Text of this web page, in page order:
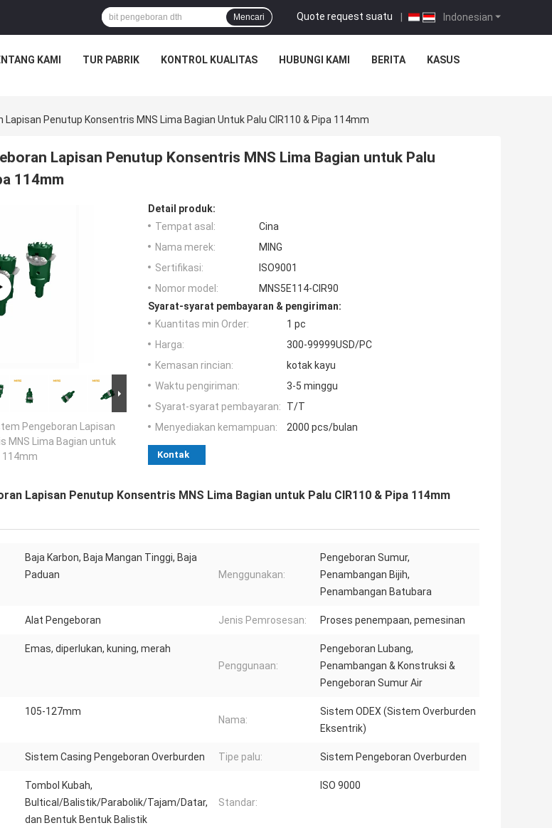
Indonesian
Quote request suatu |
Mencari
KAMI TUR PABRIK KONTROL KUALITAS HUBUNGI KAMI BERITA KASUS
Penutup Konsentris MNS Lima Bagian Untuk Palu CIR110 & Pipa 114mm
Lapisan Penutup Konsentris MNS Lima Bagian untuk Palu
114mm
Pengeboran Lapisan
MNS Lima Bagian untuk
114mm
Detail produk:
Tempat asal:
Cina
Nama merek:
MING
Sertifikasi:
ISO9001
Nomor model:
MNS5E114-CIR90
Syarat-syarat pembayaran & pengiriman:
Kuantitas min Order:
1 pc
Harga:
300-99999USD/PC
Kemasan rincian:
kotak kayu
Waktu pengiriman:
3-5 minggu
Syarat-syarat pembayaran:
T/T
Menyediakan kemampuan:
2000 pcs/bulan
Kontak
Lapisan Penutup Konsentris MNS Lima Bagian untuk Palu CIR110 & Pipa 114mm
Baja Karbon, Baja Mangan Tinggi, Baja
Paduan
Menggunakan:
Pengeboran Sumur,
Penambangan Bijih,
Penambangan Batubara
Alat Pengeboran Jenis Pemrosesan: Proses penempaan, pemesinan
Emas, diperlukan, kuning, merah
Penggunaan:
Pengeboran Lubang,
Penambangan & Konstruksi &
Pengeboran Sumur Air
105-127mm
Nama:
Sistem ODEX (Sistem Overburden
Eksentrik)
Sistem Casing Pengeboran Overburden Tipe palu: Sistem Pengeboran Overburden
Tombol Kubah,
Bultical/Balistik/Parabolik/Tajam/Datar,
dan Bentuk Bentuk Balistik
Standar:
ISO 9000